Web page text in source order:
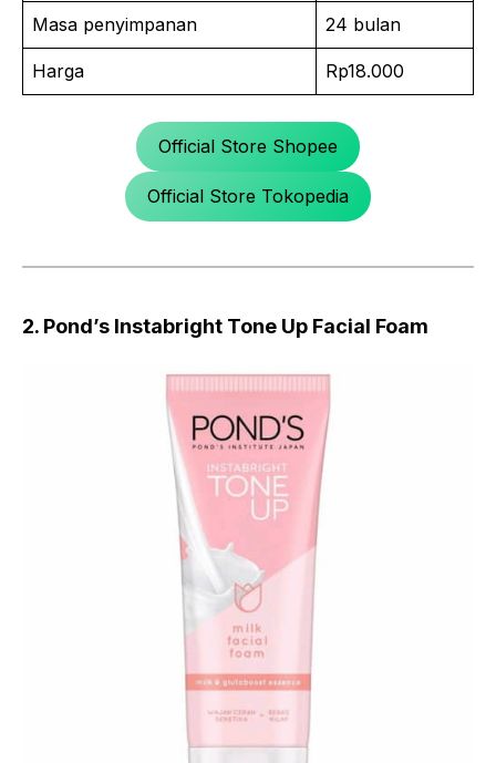
Masa penyimpanan 24 bulan
Harga Rp18.000
Official Store Shopee
Official Store Tokopedia
2. Pond’s Instabright Tone Up Facial Foam